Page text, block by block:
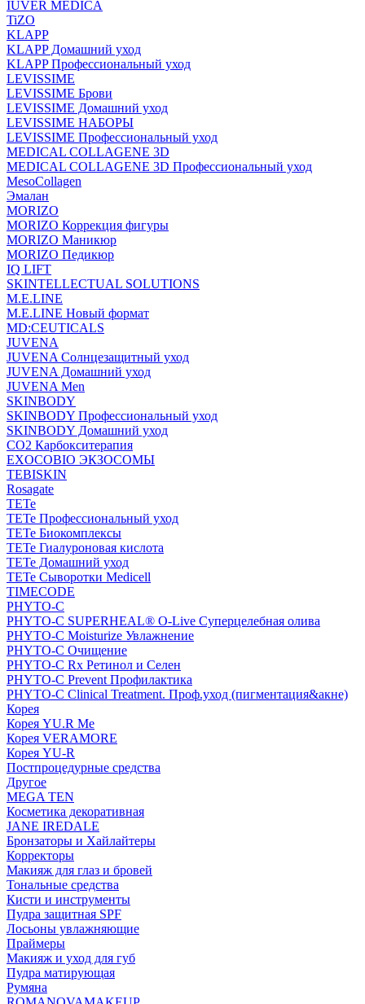
IUVER MEDICA
TiZO
KLAPP
KLAPP Домашний уход
KLAPP Профессиональный уход
LEVISSIME
LEVISSIME Брови
LEVISSIME Домашний уход
LEVISSIME НАБОРЫ
LEVISSIME Профессиональный уход
MEDICAL COLLAGENE 3D
MEDICAL COLLAGENE 3D Профессиональный уход
MesoCollagen
Эмалан
MORIZO
MORIZO Коррекция фигуры
MORIZO Маникюр
MORIZO Педикюр
IQ LIFT
SKINTELLECTUAL SOLUTIONS
M.E.LINE
M.E.LINE Новый формат
MD:CEUTICALS
JUVENA
JUVENA Солнцезащитный уход
JUVENA Домашний уход
JUVENA Men
SKINBODY
SKINBODY Профессиональный уход
SKINBODY Домашний уход
CO2 Карбокситерапия
EXOCOBIO ЭКЗОСОМЫ
TEBISKIN
Rosagate
TETe
TETe Профессиональный уход
TETe Биокомплексы
TETe Гиалуроновая кислота
TETe Домашний уход
TETe Сыворотки Medicell
TIMECODE
PHYTO-C
PHYTO-C SUPERHEAL® O-Live Суперцелебная олива
PHYTO-C Moisturize Увлажнение
PHYTO-C Очищение
PHYTO-C Rx Ретинол и Селен
PHYTO-C Prevent Профилактика
PHYTO-C Clinical Treatment. Проф.уход (пигментация&акне)
Корея
Корея YU.R Me
Корея VERAMORE
Корея YU-R
Постпроцедурные средства
Другое
MEGA TEN
Косметика декоративная
JANE IREDALE
Бронзаторы и Хайлайтеры
Корректоры
Макияж для глаз и бровей
Тональные средства
Кисти и инструменты
Пудра защитная SPF
Лосьоны увлажняющие
Праймеры
Макияж и уход для губ
Пудра матирующая
Румяна